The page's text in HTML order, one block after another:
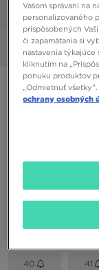
Obrázky
NIKE AIR
Vybrať veľkosť
40 41
Vašom správaní na
personalizovaného
prispôsobených
či zapamätania si
nastavenia
kliknutím na
ponuku produktov
„Odmietnuť
ochrany osobných